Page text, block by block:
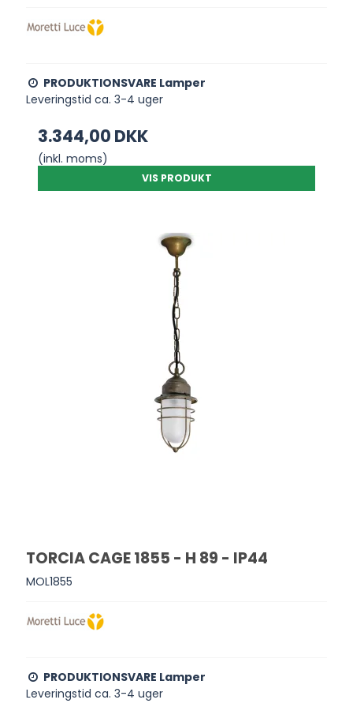
PRODUKTIONSVARE Lamper
Leveringstid ca. 3-4 uger
3.344,00 DKK
(inkl. moms)
VIS PRODUKT
TORCIA CAGE 1855 - H 89 - IP44
MOL1855
PRODUKTIONSVARE Lamper
Leveringstid ca. 3-4 uger